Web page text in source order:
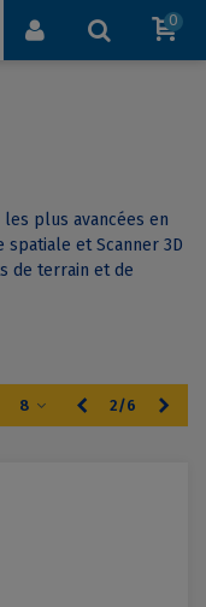
0
plus avancées en
spatiale et Scanner 3D
de terrain et de
8 Précédent
2/6